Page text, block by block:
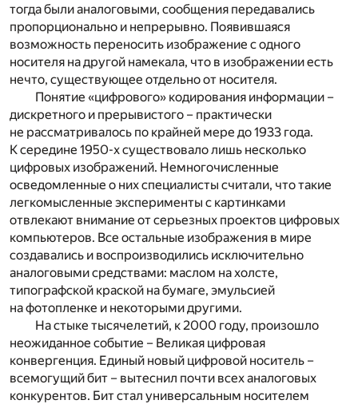
тогда были аналоговыми, сообщения передавались
пропорционально и непрерывно. Появившаяся
возможность переносить изображение с одного
носителя на другой намекала, что в изображении есть
нечто, существующее отдельно от носителя.
Понятие «цифрового» кодирования информации –
дискретного и прерывистого – практически
не рассматривалось по крайней мере до 1933 года.
К середине 1950-х существовало лишь несколько
цифровых изображений. Немногочисленные
осведомленные о них специалисты считали, что такие
легкомысленные эксперименты с картинками
отвлекают внимание от серьезных проектов цифровых
компьютеров. Все остальные изображения в мире
создавались и воспроизводились исключительно
аналоговыми средствами: маслом на холсте,
типографской краской на бумаге, эмульсией
на фотопленке и некоторыми другими.
На стыке тысячелетий, к 2000 году, произошло
неожиданное событие – Великая цифровая
конвергенция. Единый новый цифровой носитель –
всемогущий бит – вытеснил почти всех аналоговых
конкурентов. Бит стал универсальным носителем